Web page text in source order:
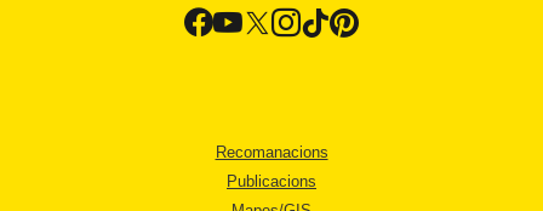
Recomanacions
Publicacions